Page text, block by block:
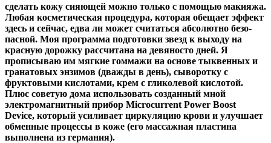
сделать кожу сияющей можно только с помощью макияжа.
Любая косметическая процедура, которая обещает эффект
здесь и сейчас, едва ли может считаться абсолютно безо­
пасной. Моя программа подготовки звезд к выходу на
красную дорожку рассчитана на девяносто дней. Я
прописываю им мягкие гоммажи на основе тыквенных и
гранатовых энзимов (дважды в день), сыворотку с
фруктовыми кислотами, крем с гликолевой кислотой.
Плюс советую дома использовать созданный мной
электромагнитный прибор Microcurrent Power Boost
Device, который усиливает циркуляцию крови и ­улучшает
обменные процессы в коже (его массажная пластина
выполнена из германия).